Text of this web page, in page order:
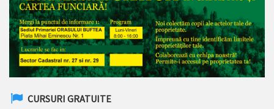
CURSURI GRATUITE